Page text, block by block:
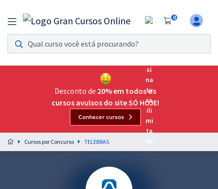
0
Assinatura Ilimitada 11
Acesso a todos os cursos. Teste grátis por 7 dias!
Assinatura OAB Até Passar
Acesso ilimitado a toda preparação para o Exame da
Preparação completa e intensiva para as principais
residências em saúde do Brasil
Desconto de 20% em todos os
cursos avulsos do site SÓ HOJE!
Conhecer cursos
Cursos por Concurso TELEBRAS